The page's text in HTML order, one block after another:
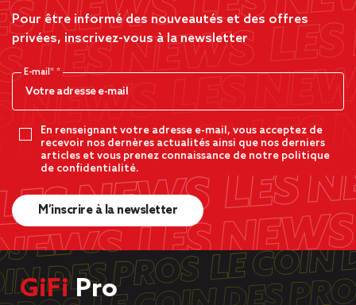
Pour être informé des nouveautés et des offres
privées, inscrivez-vous à la newsletter
E-mail*
En renseignant votre adresse e-mail, vous acceptez de
recevoir nos dernères actualités ainsi que nos derniers
articles et vous prenez connaissance de notre politique
de confidentialité.
M’inscrire à la newsletter
GiFiPro